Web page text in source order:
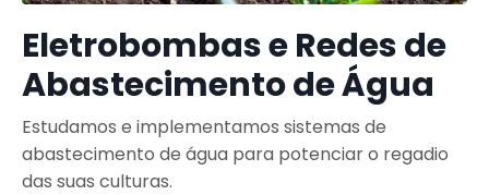
Eletrobombas e Redes de
Abastecimento de Água
Estudamos e implementamos sistemas de
abastecimento de água para potenciar o regadio
das suas culturas.